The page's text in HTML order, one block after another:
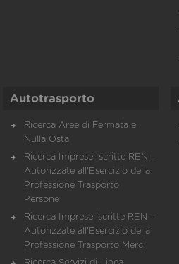
Autotrasporto
Ricerca Aree di Fermata e
Nulla Osta
Ricerca Imprese Iscritte REN -
Autorizzate all'Esercizio della
Professione Trasporto
Persone
Ricerca Imprese iscritte REN -
Autorizzate all'Esercizio della
Professione Trasporto Merci